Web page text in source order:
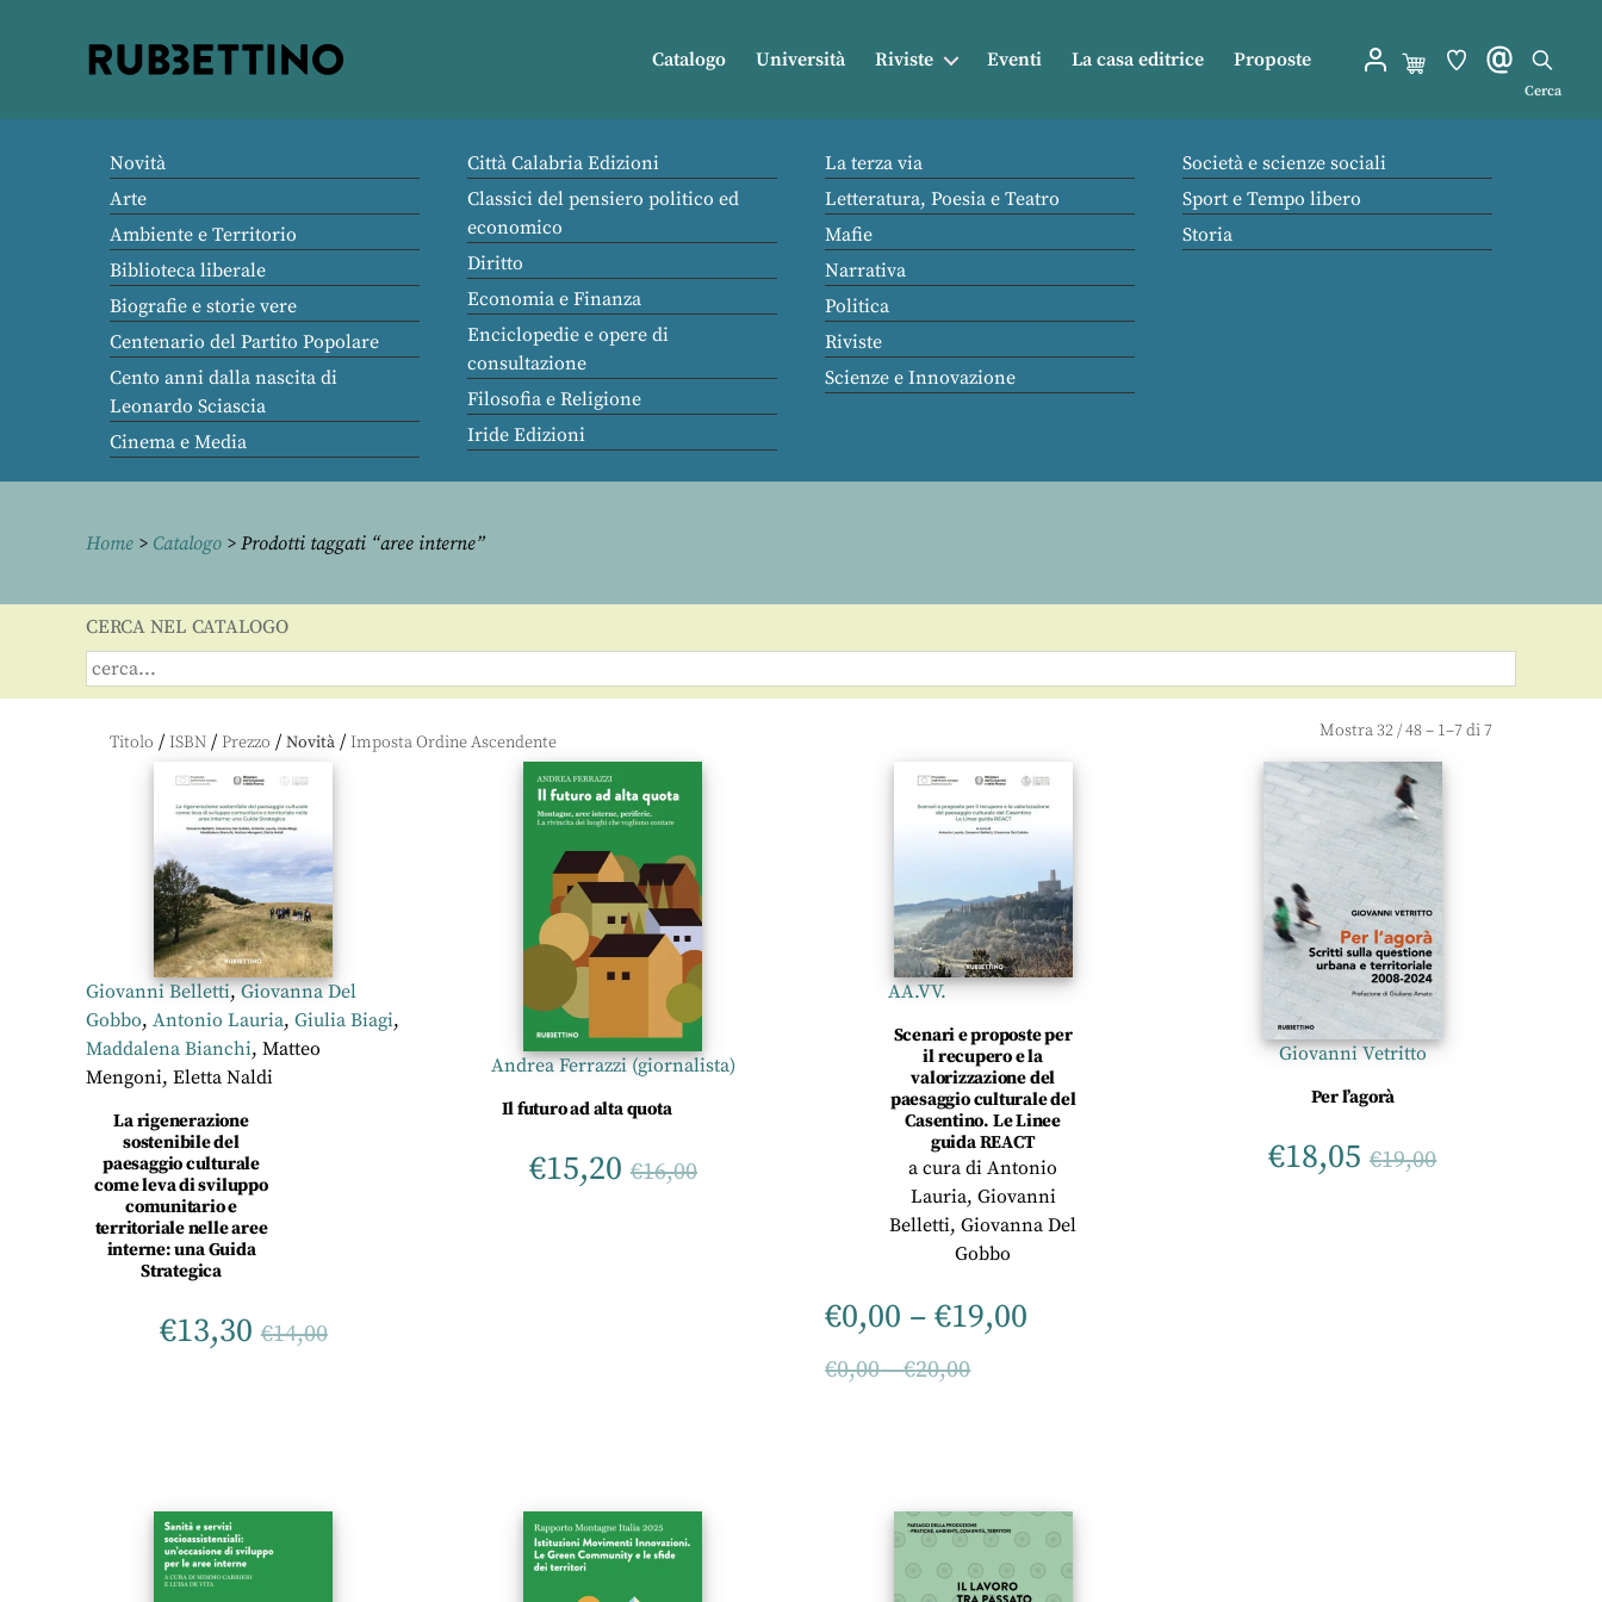
Catalogo Università Riviste Eventi La casa editrice Proposte
Cerca
Novità
Arte
Ambiente e Territorio
Biblioteca liberale
Biografie e storie vere
Centenario del Partito Popolare
Cento anni dalla nascita di
Leonardo Sciascia
Cinema e Media
Città Calabria Edizioni
Classici del pensiero politico ed
economico
Diritto
Economia e Finanza
Enciclopedie e opere di
consultazione
Filosofia e Religione
Iride Edizioni
La terza via
Letteratura, Poesia e Teatro
Mafie
Narrativa
Politica
Riviste
Scienze e Innovazione
Società e scienze sociali
Sport e Tempo libero
Storia
Home > Catalogo > Prodotti taggati “aree interne”
CERCA NEL CATALOGO
Titolo / ISBN / Prezzo / Novità / Mostra32/48– 1–7 di 7
Giovanni Belletti,Giovanna Del
Gobbo, Antonio Lauria, Giulia Biagi,
Maddalena Bianchi, Matteo
Mengoni, Eletta Naldi
La rigenerazione
sostenibile del
paesaggio culturale
come leva di sviluppo
comunitario e
territoriale nelle aree
interne: una Guida
Strategica
€13,30 €14,00
Andrea Ferrazzi (giornalista)
Il futuro ad alta quota
€15,20 €16,00
AA.VV.
Scenari e proposte per
il recupero e la
valorizzazione del
paesaggio culturale del
Casentino. Le Linee
guida REACT
a cura diAntonio
Lauria, Giovanni
Belletti,Giovanna Del
Gobbo
€0,00 –€19,00
€0,00–€20,00
Giovanni Vetritto
Per l’agorà
€18,05 €19,00